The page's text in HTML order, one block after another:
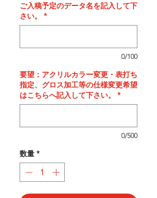
ご入稿予定のデータ名を記入して下
さい。
*
0/100
要望：アクリルカラー変更・表打ち
指定、グロス加工等の仕様変更希望
はこちらへ記入して下さい。
*
0/500
数量 *